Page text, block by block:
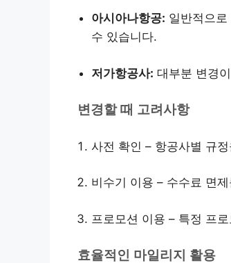
아시아나항공: 일반적으
수 있습니다.
저가항공사: 대부분 변경
변경할 때 고려사항
사전 확인 – 항공사별 규
비수기 이용 – 수수료 면
프로모션 이용 – 특정 프
효율적인 마일리지 활용